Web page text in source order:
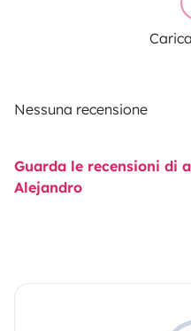
Nessuna recensione
Guarda le recensioni di
Alejandro